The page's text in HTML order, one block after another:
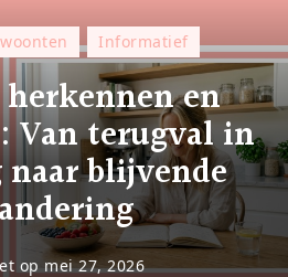
Informatief
en
Van terugval in
naar blijvende
opmei 27, 2026